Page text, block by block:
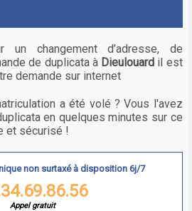
changement d’adresse, de
de duplicata à Dieulouard il est
demande sur internet
a été volé ? Vous l'avez
en quelques minutes sur ce
et sécurisé !
non surtaxé à disposition 6j/7
Appel gratuit